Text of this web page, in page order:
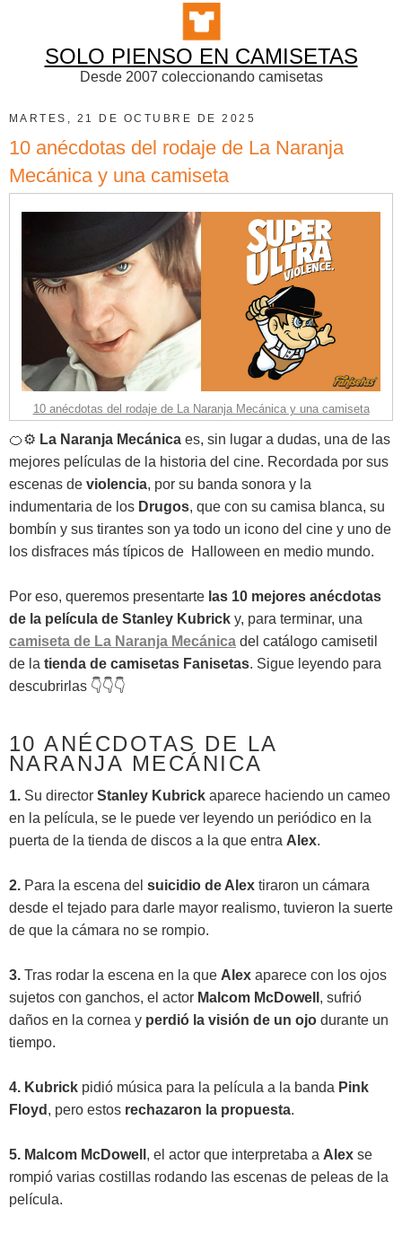
SOLO PIENSO EN CAMISETAS
Desde 2007 coleccionando camisetas
MARTES, 21 DE OCTUBRE DE 2025
10 anécdotas del rodaje de La Naranja
Mecánica y una camiseta
10 anécdotas del rodaje de La Naranja Mecánica y una camiseta
🍊⚙️ La Naranja Mecánica es, sin lugar a dudas, una de las
mejores películas de la historia del cine. Recordada por sus
escenas de violencia, por su banda sonora y la
indumentaria de los Drugos, que con su camisa blanca, su
bombín y sus tirantes son ya todo un icono del cine y uno de
los disfraces más típicos de Halloween en medio mundo.
Por eso, queremos presentarte las 10 mejores anécdotas
de la película de Stanley Kubrick y, para terminar, una
camiseta de La Naranja Mecánica del catálogo camisetil
de la tienda de camisetas Fanisetas. Sigue leyendo para
descubrirlas 👇👇👇
10 ANÉCDOTAS DE LA
NARANJA MECÁNICA
1. Su director Stanley Kubrick aparece haciendo un cameo
en la película, se le puede ver leyendo un periódico en la
puerta de la tienda de discos a la que entra Alex.
2. Para la escena del suicidio de Alex tiraron un cámara
desde el tejado para darle mayor realismo, tuvieron la suerte
de que la cámara no se rompio.
3. Tras rodar la escena en la que Alex aparece con los ojos
sujetos con ganchos, el actor Malcom McDowell , sufrió
daños en la cornea y perdió la visión de un ojo durante un
tiempo.
4. Kubrick pidió música para la película a la banda Pink
Floyd , pero estos rechazaron la propuesta.
5. Malcom McDowell , el actor que interpretaba a Alex se
rompió varias costillas rodando las escenas de peleas de la
película.